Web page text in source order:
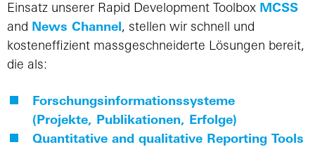
Einsatz unserer Rapid Development Toolbox MCSS
and News Channel, stellen wir schnell und
kosteneffizient massgeschneiderte Lösungen bereit,
die als:
Forschungsinformationssysteme
(Projekte, Publikationen, Erfolge)
Quantitative and qualitative Reporting Tools